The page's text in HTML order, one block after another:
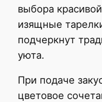
выбора
изящные
подчеркнут
уюта.
При подаче
цветовое